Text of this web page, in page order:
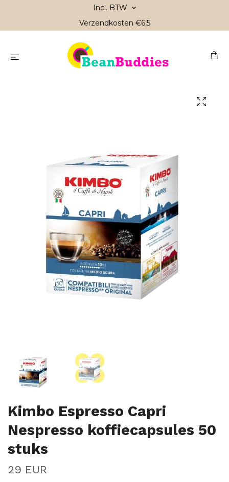
Incl. BTW
Verzendkosten €6,5
Kimbo Espresso Capri
Nespresso koffiecapsules 50
stuks
29 EUR